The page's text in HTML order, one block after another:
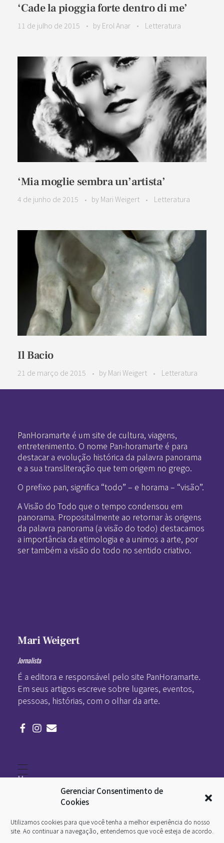
Gerenciar Consentimento de
Cookies
Utilizamos cookies para que você tenha a melhor experiência do nosso
site. Ao continuar a navegação, entendemos que você esteja de acordo.
‘Cade la pioggia forte dentro di me’
11 de julho de 2015 by Erol Anar Letteratura
‘Mia moglie sembra un’artista’
4 de junho de 2015 by Mari Weigert Letteratura
Il Bacio
21 de março de 2015 by Mari Weigert Letteratura
PanHoramarte é um site de cultura, viagens,
entretenimento. O nome Pan-horamarte é para
destacar a evolução histórica da palavra panorama
e a sua transliteração que tem origem no grego.
O prefixo pan, significa “todo” – e horama – “visão”.
A Visão do Todo que o tempo condensou em
panorama. Propositalmente ao retornar às origens
da palavra panorama (a visão do todo) destacamos
a importância da etimologia e a unimos a arte, por
ser também a visão do todo no sentido criativo.
Mari Weigert
Jornalista
É a editora e responsável pelo site PanHoramarte.
Em seus artigos escreve sobre lugares, eventos,
pessoas, histórias, com o olhar da arte.
Home
Arte
O que é arte
Quem somos